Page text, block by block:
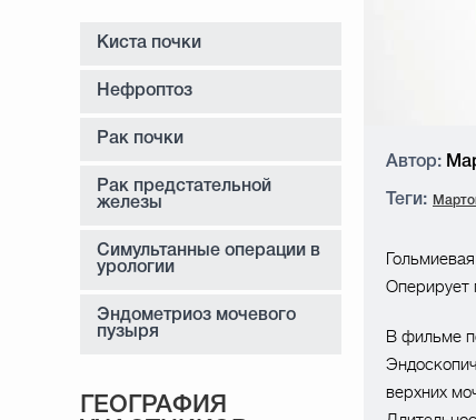
Киста почки
Нефроптоз
Рак почки
Рак предстательной
железы
Симультанные операции в
урологии
Эндометриоз мочевого
пузыря
ГЕОГРАФИЯ
Автор:
Теги:
Оперирует
В фильме
верхних